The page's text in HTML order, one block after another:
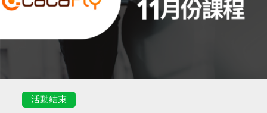
活動結束